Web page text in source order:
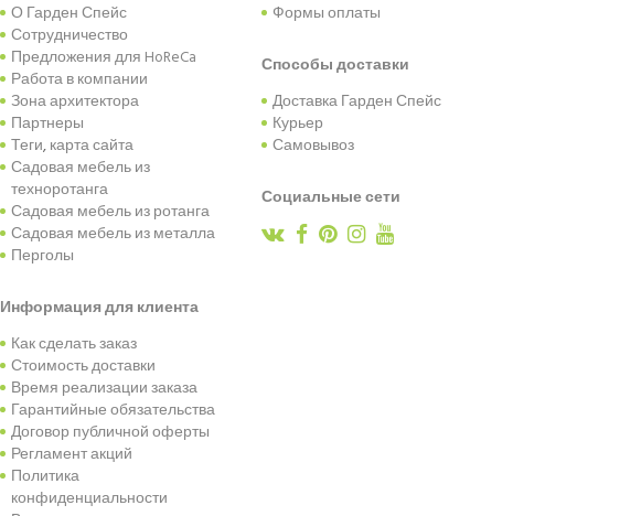
О Гарден Спейс
Сотрудничество
Предложения для HoReCa
Работа в компании
Зона архитектора
Партнеры
Теги,карта сайта
Садовая мебель из
техноротанга
Садовая мебель из ротанга
Садовая мебель из металла
Перголы
Информация для клиента
Как сделать заказ
Стоимость доставки
Время реализации заказа
Гарантийные обязательства
Договор публичной оферты
Регламент акций
Политика
конфиденциальности
Формы оплаты
Способы доставки
Доставка Гарден Спейс
Курьер
Самовывоз
Социальные сети